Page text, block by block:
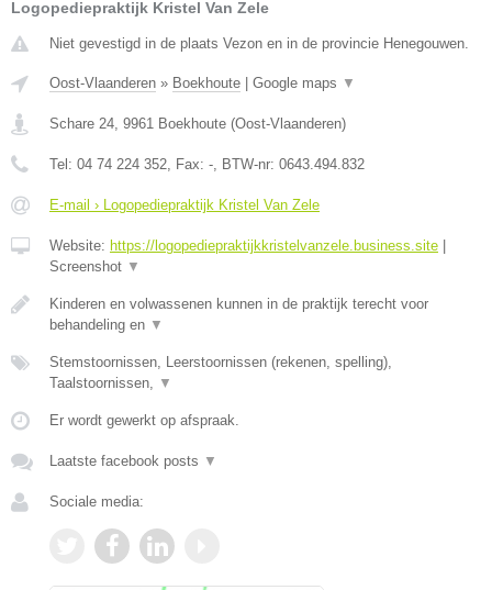
Logopediepraktijk Kristel Van Zele
Niet gevestigd in de plaats Vezon en in de provincie Henegouwen.
Oost-Vlaanderen » Boekhoute Google maps ▼
Schare 24 9961 Boekhoute (Oost-Vlaanderen)
Tel: 04 74 224 352 , Fax: - , BTW-nr: 0643.494.832
E-mail › Logopediepraktijk Kristel Van Zele
Website: https://logopediepraktijkkristelvanzele.business.site
Screenshot ▼
Kinderen en volwassenen kunnen in de praktijk terecht voor
behandeling en ▼
Stemstoornissen, Leerstoornissen (rekenen, spelling),
Taalstoornissen,
▼
Er wordt gewerkt op afspraak.
Laatste facebook posts ▼
Sociale media: